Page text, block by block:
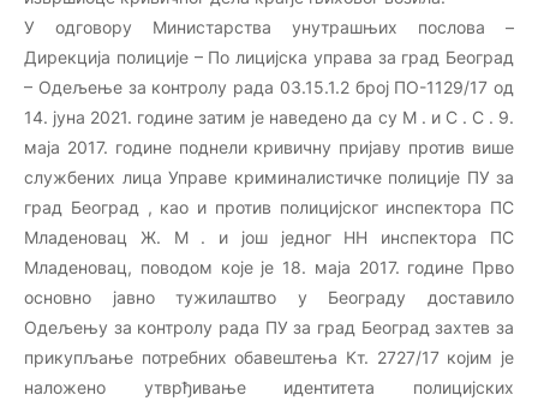
У одговору Министарства унутрашњих послова –
Дирекција полиције – По лицијска управа за град Београд
– Одељење за контролу рада 03.15.1.2 број ПО-1129/17 од
14. јуна 2021. године затим је наведено да су М . и С . С . 9.
маја 2017. године поднели кривичну пријаву против више
службених лица Управе криминалистичке полиције ПУ за
град Београд , као и против полицијског инспектора ПС
Младеновац Ж. М . и још једног НН инспектора ПС
Младеновац, поводом које је 18. маја 2017. године Прво
основно јавно тужилаштво у Београду доставило
Одељењу за контролу рада ПУ за град Београд захтев за
прикупљање потребних обавештења Кт. 2727/17 којим је
наложено утврђивање идентитета полицијских